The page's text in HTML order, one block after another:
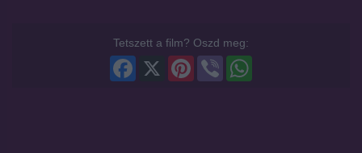
Tetszett a film? Oszd meg:
Viber
Pinterest
Facebook